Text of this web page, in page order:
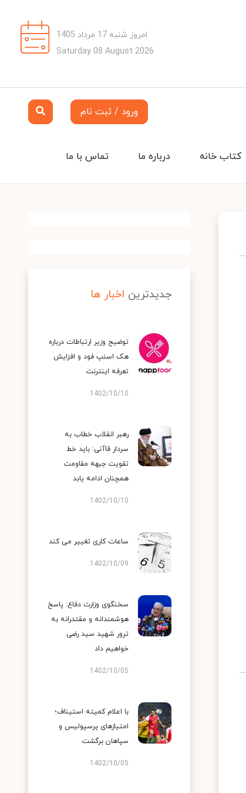
امروز شنبه 17 مرداد 1405
Saturday 08 August 2026
ورود / ثبت نام
تماس با ما درباره ما کتاب خانه
جدیدترین اخبار ها
توضیح وزیر ارتباطات درباره
هک اسنپ‌ فود و افزایش
تعرفه اینترنت
1402/10/10
رهبر انقلاب خطاب به
سردار قاآنی: باید خط
تقویت جبهه مقاومت
همچنان ادامه یابد
1402/10/10
ساعات کاری تغییر می‌ کند
1402/10/09
سخنگوی وزارت دفاع: پاسخ
هوشمندانه و مقتدرانه به
ترور شهید سید رضی
خواهیم داد
1402/10/05
با اعلام کمیته استیناف؛
امتیازهای پرسپولیس و
سپاهان برگشت
1402/10/05